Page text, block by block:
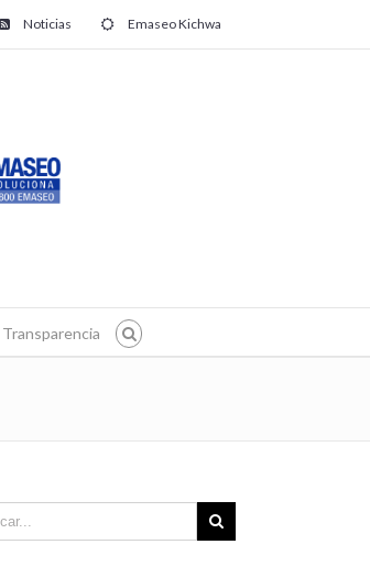
Noticias Emaseo Kichwa
Transparencia